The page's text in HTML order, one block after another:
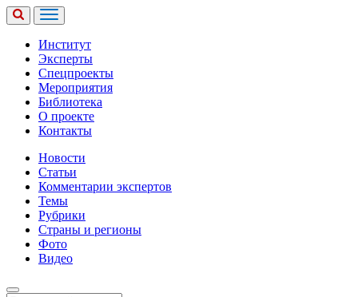
Институт
Эксперты
Спецпроекты
Мероприятия
Библиотека
О проекте
Контакты
Новости
Статьи
Комментарии экспертов
Темы
Рубрики
Страны и регионы
Фото
Видео